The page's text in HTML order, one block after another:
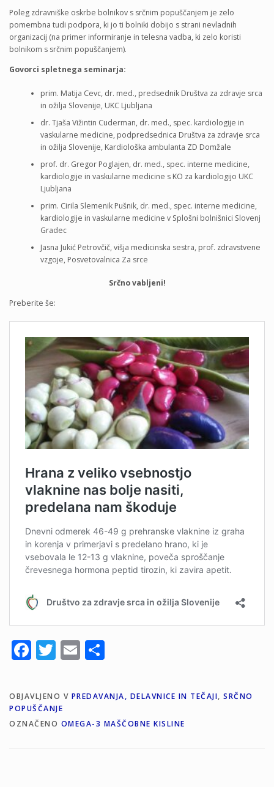
Poleg zdravniške oskrbe bolnikov s srčnim popuščanjem je zelo
pomembna tudi podpora, ki jo ti bolniki dobijo s strani nevladnih
organizacij (na primer informiranje in telesna vadba, ki zelo koristi
bolnikom s srčnim popuščanjem).
Govorci spletnega seminarja:
prim. Matija Cevc, dr. med., predsednik Društva za zdravje srca
in ožilja Slovenije, UKC Ljubljana
dr. Tjaša Vižintin Cuderman, dr. med., spec. kardiologije in
vaskularne medicine, podpredsednica Društva za zdravje srca
in ožilja Slovenije, Kardiološka ambulanta ZD Domžale
prof. dr. Gregor Poglajen, dr. med., spec. interne medicine,
kardiologije in vaskularne medicine s KO za kardiologijo UKC
Ljubljana
prim. Cirila Slemenik Pušnik, dr. med., spec. interne medicine,
kardiologije in vaskularne medicine v Splošni bolnišnici Slovenj
Gradec
Jasna Jukić Petrovčič, višja medicinska sestra, prof. zdravstvene
vzgoje, Posvetovalnica Za srce
Srčno vabljeni!
Preberite še:
Facebook
Twitter
Email
OBJAVLJENO V PREDAVANJA, DELAVNICE IN TEČAJI, SRČNO
POPUŠČANJE
OZNAČENO OMEGA-3 MAŠČOBNE KISLINE